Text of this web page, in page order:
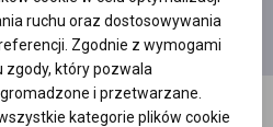
filmy
ruchu oraz dostosowywania
Zgodnie z wymogami
zgody, który pozwala
i przetwarzane.
kategorie plików cookie